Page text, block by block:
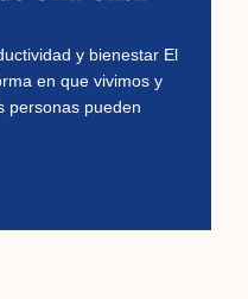
y bienestar El
en que vivimos y
personas pueden